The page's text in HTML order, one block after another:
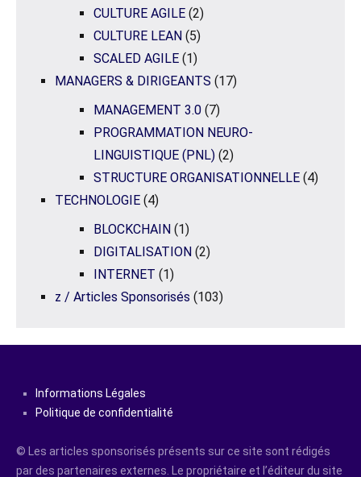
CULTURE AGILE (2)
CULTURE LEAN (5)
SCALED AGILE (1)
MANAGERS & DIRIGEANTS (17)
MANAGEMENT 3.0 (7)
PROGRAMMATION NEURO-
LINGUISTIQUE (PNL) (2)
STRUCTURE ORGANISATIONNELLE (4)
TECHNOLOGIE (4)
BLOCKCHAIN (1)
DIGITALISATION (2)
INTERNET (1)
z / Articles Sponsorisés (103)
Informations Légales
Politique de confidentialité
© Les articles sponsorisés présents sur ce site sont rédigés
par des partenaires externes. Le propriétaire et l’éditeur du site